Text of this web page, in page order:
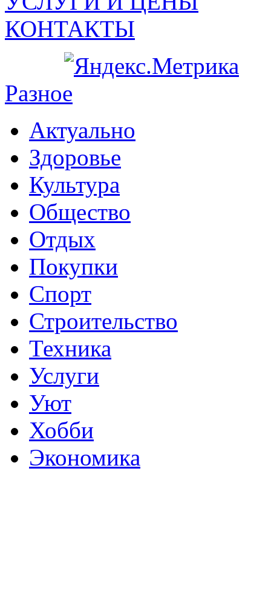
КОНТАКТЫ
Разное
Актуально
Здоровье
Культура
Общество
Отдых
Покупки
Спорт
Строительство
Техника
Услуги
Уют
Хобби
Экономика